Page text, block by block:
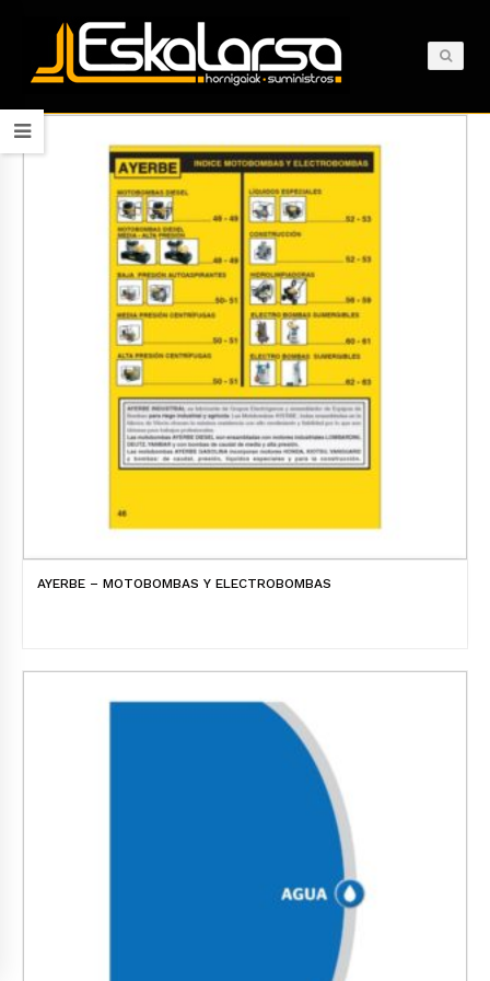
AYERBE – MOTOBOMBAS Y ELECTROBOMBAS